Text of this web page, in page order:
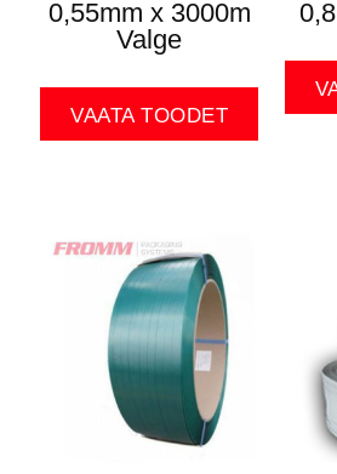
0,55mm x 3000m
Valge
VAATA TOODET